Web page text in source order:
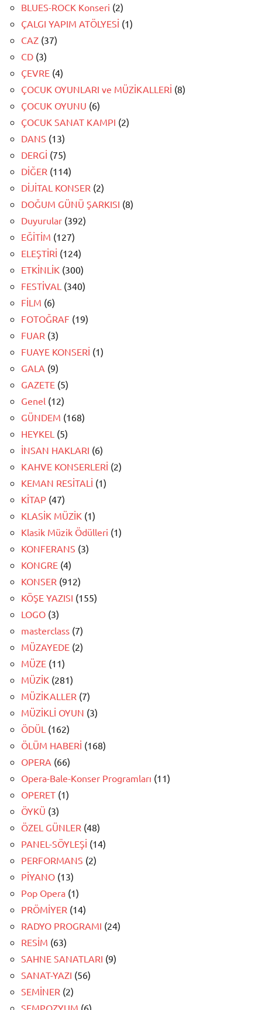
BLUES-ROCK Konseri (2)
ÇALGI YAPIM ATÖLYESİ (1)
CAZ (37)
CD (3)
ÇEVRE (4)
ÇOCUK OYUNLARI ve MÜZİKALLERİ (8)
ÇOCUK OYUNU (6)
ÇOCUK SANAT KAMPI (2)
DANS (13)
DERGİ (75)
DİĞER (114)
DİJİTAL KONSER (2)
DOĞUM GÜNÜ ŞARKISI (8)
Duyurular (392)
EĞİTİM (127)
ELEŞTİRİ (124)
ETKİNLİK (300)
FESTİVAL (340)
FİLM (6)
FOTOĞRAF (19)
FUAR (3)
FUAYE KONSERİ (1)
GALA (9)
GAZETE (5)
Genel (12)
GÜNDEM (168)
HEYKEL (5)
İNSAN HAKLARI (6)
KAHVE KONSERLERİ (2)
KEMAN RESİTALİ (1)
KİTAP (47)
KLASİK MÜZİK (1)
Klasik Müzik Ödülleri (1)
KONFERANS (3)
KONGRE (4)
KONSER (912)
KÖŞE YAZISI (155)
LOGO (3)
masterclass (7)
MÜZAYEDE (2)
MÜZE (11)
MÜZİK (281)
MÜZİKALLER (7)
MÜZİKLİ OYUN (3)
ÖDÜL (162)
ÖLÜM HABERİ (168)
OPERA (66)
Opera-Bale-Konser Programları (11)
OPERET (1)
ÖYKÜ (3)
ÖZEL GÜNLER (48)
PANEL-SÖYLEŞİ (14)
PERFORMANS (2)
PİYANO (13)
Pop Opera (1)
PRÖMİYER (14)
RADYO PROGRAMI (24)
RESİM (63)
SAHNE SANATLARI (9)
SANAT-YAZI (56)
SEMİNER (2)
SEMPOZYUM (6)